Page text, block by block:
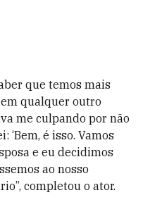
que temos mais
qualquer outro
me culpando por não
‘Bem, é isso. Vamos
e eu decidimos
ao nosso
completou o ator.